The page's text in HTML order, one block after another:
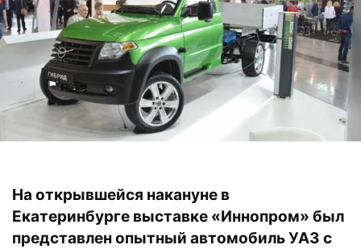
На открывшейся накануне в
Екатеринбурге выставке «Иннопром» был
представлен опытный автомобиль УАЗ c